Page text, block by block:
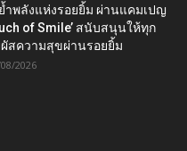
พลังแห่งรอยยิ้ม ผ่านแคมเปญ
of Smile’ สนับสนุนให้ทุก
สความสุขผ่านรอยยิ้ม
2026